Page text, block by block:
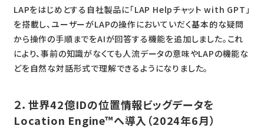
LAPをはじめとする自社製品に「LAP Helpチャット with GPT」
を搭載し、ユーザーがLAPの操作においていだく基本的な疑問
から操作の手順までをAIが回答する機能を追加しました。これ
により、事前の知識がなくても人流データの意味やLAPの機能な
どを自然な対話形式で理解できるようになりました。
２．世界42億IDの位置情報ビッグデータを
Location Engine™へ導入（2024年6月）